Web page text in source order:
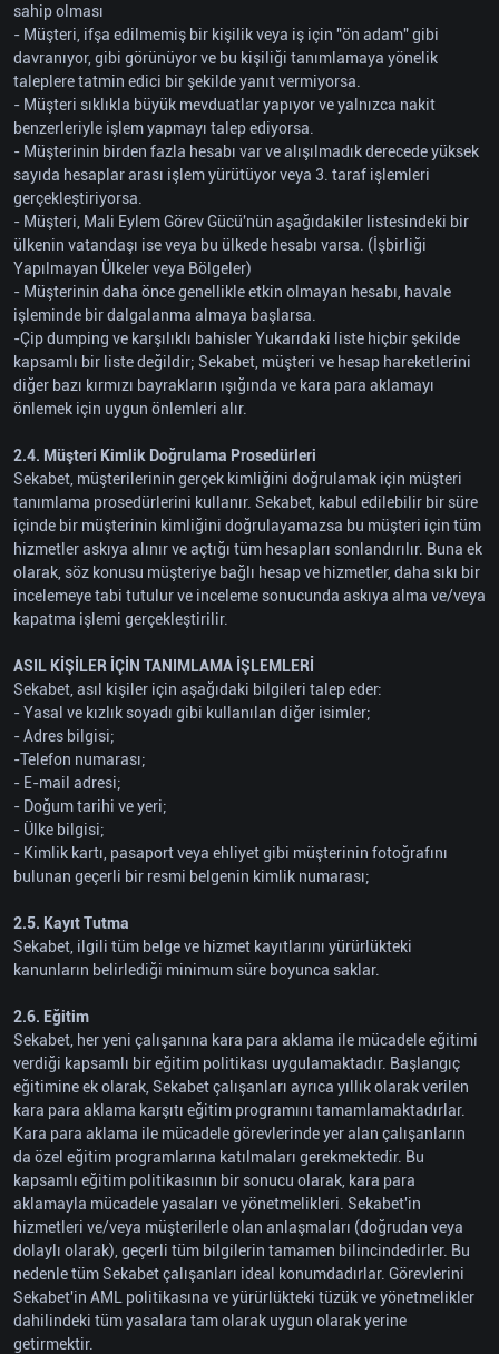
sahip olması
- Müşteri, ifşa edilmemiş bir kişilik veya iş için "ön adam" gibi
davranıyor, gibi görünüyor ve bu kişiliği tanımlamaya yönelik
taleplere tatmin edici bir şekilde yanıt vermiyorsa.
- Müşteri sıklıkla büyük mevduatlar yapıyor ve yalnızca nakit
benzerleriyle işlem yapmayı talep ediyorsa.
- Müşterinin birden fazla hesabı var ve alışılmadık derecede yüksek
sayıda hesaplar arası işlem yürütüyor veya 3. taraf işlemleri
gerçekleştiriyorsa.
- Müşteri, Mali Eylem Görev Gücü'nün aşağıdakiler listesindeki bir
ülkenin vatandaşı ise veya bu ülkede hesabı varsa. (İşbirliği
Yapılmayan Ülkeler veya Bölgeler)
- Müşterinin daha önce genellikle etkin olmayan hesabı, havale
işleminde bir dalgalanma almaya başlarsa.
-Çip dumping ve karşılıklı bahisler Yukarıdaki liste hiçbir şekilde
kapsamlı bir liste değildir; Sekabet, müşteri ve hesap hareketlerini
diğer bazı kırmızı bayrakların ışığında ve kara para aklamayı
önlemek için uygun önlemleri alır.
2.4. Müşteri Kimlik Doğrulama Prosedürleri
Sekabet, müşterilerinin gerçek kimliğini doğrulamak için müşteri
tanımlama prosedürlerini kullanır. Sekabet, kabul edilebilir bir süre
içinde bir müşterinin kimliğini doğrulayamazsa bu müşteri için tüm
hizmetler askıya alınır ve açtığı tüm hesapları sonlandırılır. Buna ek
olarak, söz konusu müşteriye bağlı hesap ve hizmetler, daha sıkı bir
incelemeye tabi tutulur ve inceleme sonucunda askıya alma ve/veya
kapatma işlemi gerçekleştirilir.
ASIL KİŞİLER İÇİN TANIMLAMA İŞLEMLERİ
Sekabet, asıl kişiler için aşağıdaki bilgileri talep eder:
- Yasal ve kızlık soyadı gibi kullanılan diğer isimler;
- Adres bilgisi;
-Telefon numarası;
- E-mail adresi;
- Doğum tarihi ve yeri;
- Ülke bilgisi;
- Kimlik kartı, pasaport veya ehliyet gibi müşterinin fotoğrafını
bulunan geçerli bir resmi belgenin kimlik numarası;
2.5. Kayıt Tutma
Sekabet, ilgili tüm belge ve hizmet kayıtlarını yürürlükteki
kanunların belirlediği minimum süre boyunca saklar.
2.6. Eğitim
Sekabet, her yeni çalışanına kara para aklama ile mücadele eğitimi
verdiği kapsamlı bir eğitim politikası uygulamaktadır. Başlangıç
eğitimine ek olarak, Sekabet çalışanları ayrıca yıllık olarak verilen
kara para aklama karşıtı eğitim programını tamamlamaktadırlar.
Kara para aklama ile mücadele görevlerinde yer alan çalışanların
da özel eğitim programlarına katılmaları gerekmektedir. Bu
kapsamlı eğitim politikasının bir sonucu olarak, kara para
aklamayla mücadele yasaları ve yönetmelikleri. Sekabet'in
hizmetleri ve/veya müşterilerle olan anlaşmaları (doğrudan veya
dolaylı olarak), geçerli tüm bilgilerin tamamen bilincindedirler. Bu
nedenle tüm Sekabet çalışanları ideal konumdadırlar. Görevlerini
Sekabet'in AML politikasına ve yürürlükteki tüzük ve yönetmelikler
dahilindeki tüm yasalara tam olarak uygun olarak yerine
getirmektir.